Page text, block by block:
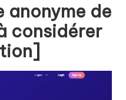
anonyme de
considérer